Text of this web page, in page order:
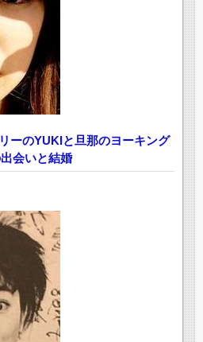
ーのYUKIと旦那のヨーキング
会いと結婚